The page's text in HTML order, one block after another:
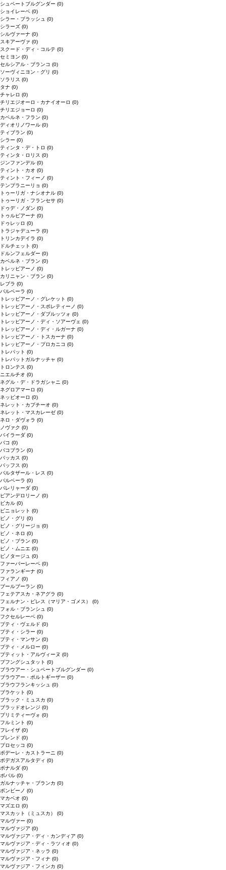
シュペートブルグンダー (0)
ショイレーベ (0)
シラー・ブラッシュ (0)
シラーズ (0)
シルヴァーナ (0)
スキアーヴァ (0)
スクード・ディ・コルテ (0)
セミヨン (0)
セルシアル・ブランコ (0)
ソーヴィニヨン・グリ (0)
ソラリス (0)
タナ (0)
チャレロ (0)
チリエジオーロ・カナイオーロ (0)
チリエジョーロ (0)
カベルネ・フラン (0)
ディオリノワール (0)
ティブラン (0)
シラー (0)
ティンタ・デ・トロ (0)
ティンタ・ロリス (0)
ジンファンデル (0)
ティント・カオ (0)
ティント・フィーノ (0)
テンプラニーリョ (0)
トゥーリガ・ナシオナル (0)
トゥーリガ・フランセサ (0)
ドゥデ・ノダン (0)
トゥルビアーナ (0)
ドゥレッロ (0)
トラジャデューラ (0)
トリンカデイラ (0)
ドルチェット (0)
ドルンフェルダー (0)
カベルネ・ブラン (0)
トレッビアーノ (0)
カリニャン・ブラン (0)
レブラ (0)
バルベーラ (0)
トレッビアーノ・グレケット (0)
トレッビアーノ・スポレティーノ (0)
トレッビアーノ・ダブルッツォ (0)
トレッビアーノ・ディ・ソアーヴェ (0)
トレッビアーノ・ディ・ルガーナ (0)
トレッビアーノ・トスカーナ (0)
トレッビアーノ・プロカニコ (0)
トレパット (0)
トレパットガルナッチャ (0)
トロンテス (0)
ニエルチオ (0)
ネグル・デ・ドラガシャニ (0)
ネグロアマーロ (0)
ネッビオーロ (0)
ネレット・カプチーオ (0)
ネレット・マスカレーゼ (0)
ネロ・ダヴォラ (0)
ノヴァク (0)
バイラーダ (0)
バコ (0)
バコブラン (0)
バッカス (0)
バッフス (0)
バルタザール・レス (0)
バルベーラ (0)
パレリャーダ (0)
ピアンデロリーノ (0)
ビカル (0)
ピニョレット (0)
ピノ・グリ (0)
ピノ・グリージョ (0)
ピノ・ネロ (0)
ピノ・ブラン (0)
ピノ・ムニエ (0)
ピノタージュ (0)
ファーバーレーベ (0)
ファランギーナ (0)
フィアノ (0)
ブールブーラン (0)
フェテアスカ・ネアグラ (0)
フェルナン・ピレス（マリア・ゴメス） (0)
フォル・ブランシュ (0)
フクセルレーベ (0)
プティ・ヴェルド (0)
プティ・シラー (0)
プティ・マンサン (0)
プティ・メルロー (0)
プティット・アルヴィーヌ (0)
プフングシュタット (0)
ブラウアー・シュペートブルグンダー (0)
ブラウアー・ポルトギーザー (0)
ブラウフランキッシュ (0)
ブラケット (0)
ブラック・ミュスカ (0)
ブラッドオレンジ (0)
プリミティーヴォ (0)
フルミント (0)
フレイザ (0)
ブレンド (0)
プロセッコ (0)
ポデーレ・カストラーニ (0)
ボデガスアルタディ (0)
ボナルダ (0)
ボバル (0)
ガルナッチャ・ブランカ (0)
ボンビーノ (0)
マカベオ (0)
マズエロ (0)
マスカット（ミュスカ） (0)
マルヴァー (0)
マルヴァジア (0)
マルヴァジア・ディ・カンディア (0)
マルヴァジア・ディ・ラツィオ (0)
マルヴァジア・ネッラ (0)
マルヴァジア・フィナ (0)
マルヴァジア・フィンカ (0)